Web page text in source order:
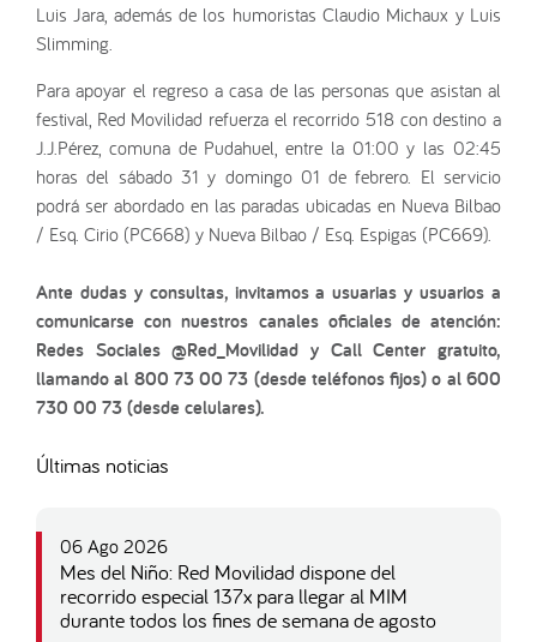
Luis Jara, además de los humoristas Claudio Michaux y Luis
Slimming.
Para apoyar el regreso a casa de las personas que asistan al
festival, Red Movilidad refuerza el recorrido 518 con destino a
J.J.Pérez, comuna de Pudahuel, entre la 01:00 y las 02:45
horas del sábado 31 y domingo 01 de febrero. El servicio
podrá ser abordado en las paradas ubicadas en Nueva Bilbao
/ Esq. Cirio (PC668) y Nueva Bilbao / Esq. Espigas (PC669).
Ante dudas y consultas, invitamos a usuarias y usuarios a
comunicarse con nuestros canales oficiales de atención:
Redes Sociales @Red_Movilidad y Call Center gratuito,
llamando al 800 73 00 73 (desde teléfonos fijos) o al 600
730 00 73 (desde celulares).
Últimas noticias
06 Ago 2026
Mes del Niño: Red Movilidad dispone del
recorrido especial 137x para llegar al MIM
durante todos los fines de semana de agosto